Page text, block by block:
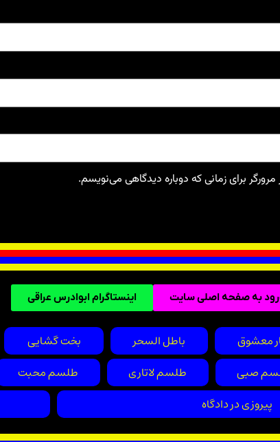
برای زمانی که دوباره دیدگاهی می‌نویسم.
به صفحه اصلی سایت اینستاگرام ابوادرس عراقی
معشوق باطل السحر بخت گشایی
صبی طلسم لاتاری طلسم محبت
پیروزی در دادگاه